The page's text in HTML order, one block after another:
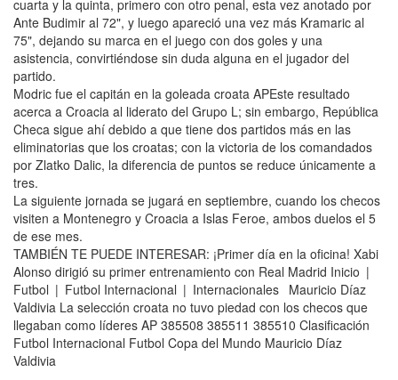
cuarta y la quinta, primero con otro penal, esta vez anotado por
Ante Budimir al 72", y luego apareció una vez más Kramaric al
75", dejando su marca en el juego con dos goles y una
asistencia, convirtiéndose sin duda alguna en el jugador del
partido.
Modric fue el capitán en la goleada croata APEste resultado
acerca a Croacia al liderato del Grupo L; sin embargo, República
Checa sigue ahí debido a que tiene dos partidos más en las
eliminatorias que los croatas; con la victoria de los comandados
por Zlatko Dalic, la diferencia de puntos se reduce únicamente a
tres.
La siguiente jornada se jugará en septiembre, cuando los checos
visiten a Montenegro y Croacia a Islas Feroe, ambos duelos el 5
de ese mes.
TAMBIÉN TE PUEDE INTERESAR: ¡Primer día en la oficina! Xabi
Alonso dirigió su primer entrenamiento con Real Madrid Inicio |
Futbol | Futbol Internacional | Internacionales Mauricio Díaz
Valdivia La selección croata no tuvo piedad con los checos que
llegaban como líderes AP 385508 385511 385510 Clasificación
Futbol Internacional Futbol Copa del Mundo Mauricio Díaz
Valdivia